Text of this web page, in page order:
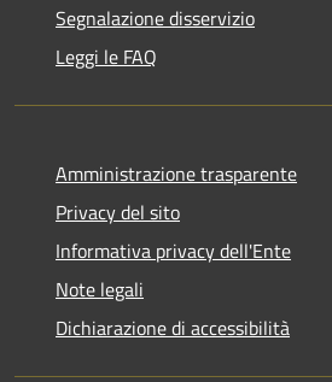
Segnalazione disservizio
Leggi le FAQ
Amministrazione trasparente
Privacy del sito
Informativa privacy dell'Ente
Note legali
Dichiarazione di accessibilità